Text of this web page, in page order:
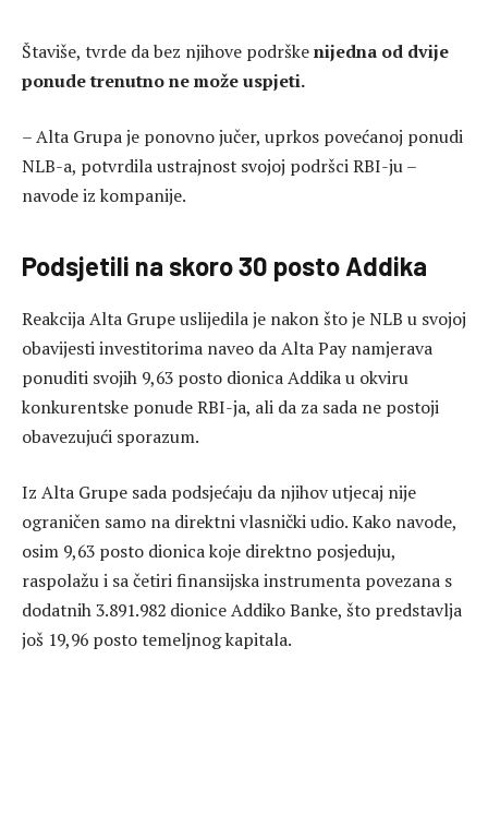
Štaviše, tvrde da bez njihove podrškenijedna od dvije
ponude trenutno ne može uspjeti.
– Alta Grupa je ponovno jučer, uprkos povećanoj ponudi
NLB-a, potvrdila ustrajnost svojoj podršci RBI-ju –
navode iz kompanije.
Podsjetili na skoro 30 posto Addika
Reakcija Alta Grupe uslijedila je nakon što je NLB u svojoj
obavijesti investitorima naveo da Alta Pay namjerava
ponuditi svojih 9,63 posto dionica Addika u okviru
konkurentske ponude RBI-ja, ali da za sada ne postoji
obavezujući sporazum.
Iz Alta Grupe sada podsjećaju da njihov utjecaj nije
ograničen samo na direktni vlasnički udio. Kako navode,
osim 9,63 posto dionica koje direktno posjeduju,
raspolažu i sa četiri finansijska instrumenta povezana s
dodatnih 3.891.982 dionice Addiko Banke, što predstavlja
još 19,96 posto temeljnog kapitala.